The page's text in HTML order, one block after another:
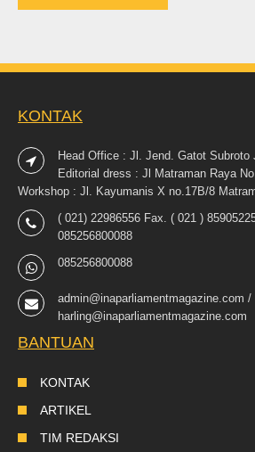
KONTAK
Head Office : Jl. Jend. Gatot Subroto
Editorial dress : Jl Matraman Raya
Workshop : Jl. Kayumanis X no.17B/8
( 021) 22986556 Fax. ( 021 )
085256800088
085256800088
admin@inaparliamentmagazine.com /
harling@inaparliamentmagazine.com
BANTUAN
KONTAK
ARTIKEL
TIM REDAKSI